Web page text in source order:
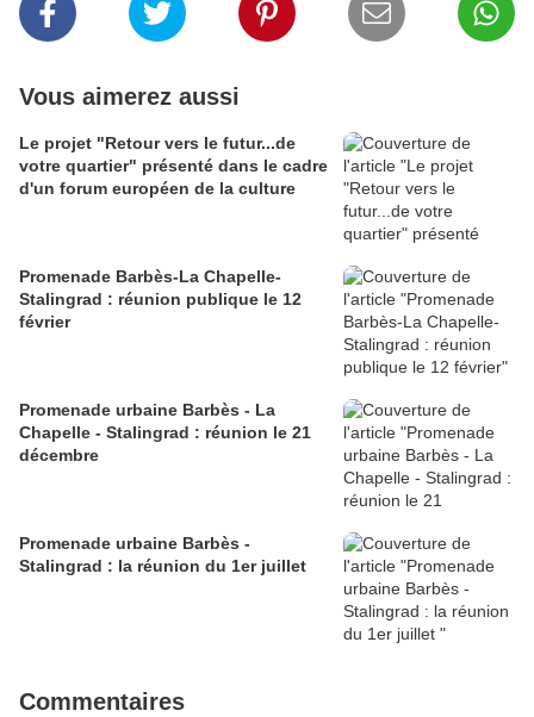
Vous aimerez aussi
Le projet "Retour vers le futur...de
votre quartier" présenté dans le cadre
d'un forum européen de la culture
Promenade Barbès-La Chapelle-
Stalingrad : réunion publique le 12
février
Promenade urbaine Barbès - La
Chapelle - Stalingrad : réunion le 21
décembre
Promenade urbaine Barbès -
Stalingrad : la réunion du 1er juillet
Commentaires